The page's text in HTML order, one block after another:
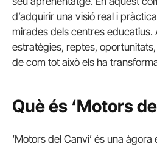
d’adquirir una visió real i
mirades dels centres
estratègies, reptes,
de com tot això els ha
Què és ‘Motors
‘Motors del Canvi’ és una